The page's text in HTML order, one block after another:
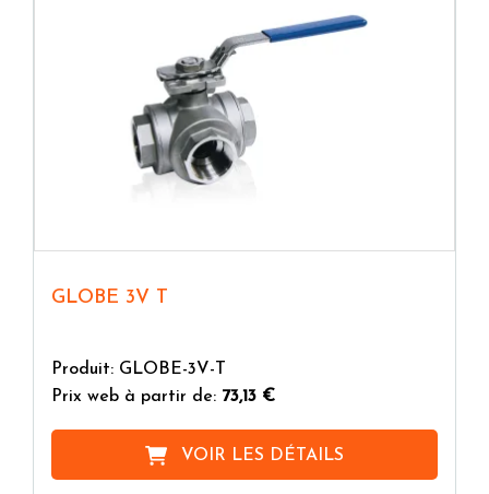
GLOBE 3V T
Produit: GLOBE-3V-T
Prix web à partir de: 73,13 €
VOIR LES DÉTAILS